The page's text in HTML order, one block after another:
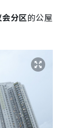
分区的公屋